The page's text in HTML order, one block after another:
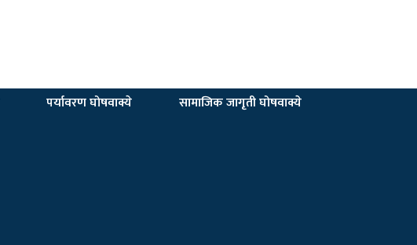
पर्यावरण घोषवाक्ये सामाजिक जागृती घोषवाक्ये